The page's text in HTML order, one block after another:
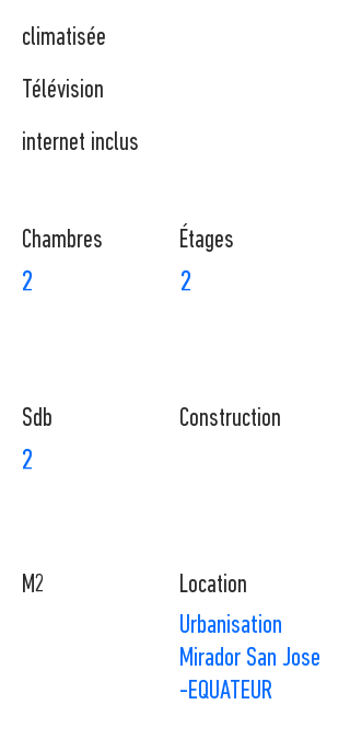
climatisée
Télévision
internet inclus
Chambres
2
Sdb
2
M2
​Étages
2
Construction
Location
Urbanisation
Mirador San Jose
-EQUATEUR